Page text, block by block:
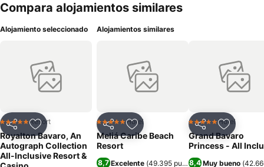
de clase mundial con menús elaborados por chefs y que no
programas exclusivos para jóvenes y niños, como un divertido río
con dos secciones para una experiencia de vacaciones en familia,
una de las cuales es exclusivamente para huéspedes Diamond
Club™ y ofrece un nivel más elevado de servicio, ademas de una
Compara alojamientos similares
Alojamiento seleccionado
CompartirAgregar a favoritos
5 EstrellasResort
Royalton Bavaro, An
Autograph Collection
All-Inclusive Resort &
Alojamientos similares
CompartirAgregar a favoritos
5 EstrellasHotel
Meliá Caribe Beach
Resort
8,7 Excelente (49.395 puntuaciones )
CompartirAgregar
5 EstrellasHotel
Grand Bavaro
Princess - All
8,4 Muy bueno (